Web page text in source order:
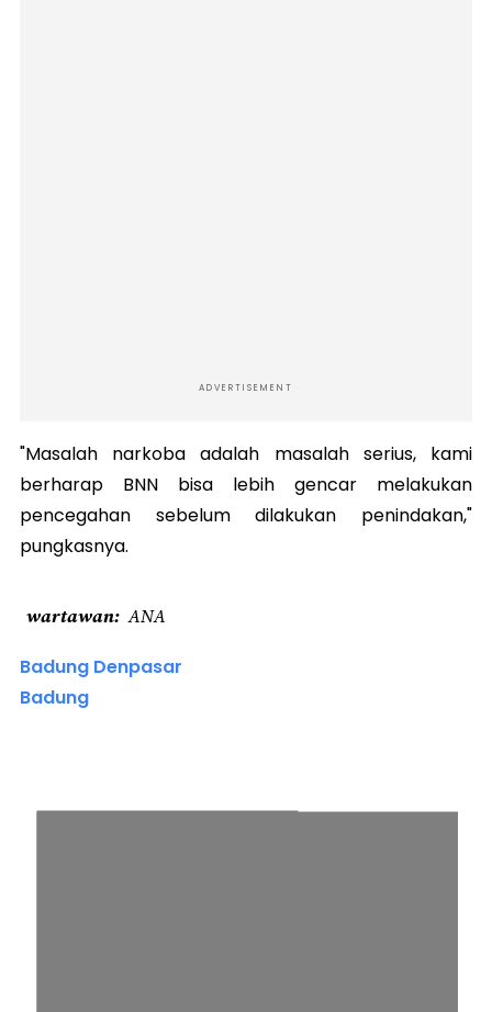
ADVERTISEMENT
"Masalah narkoba adalah masalah serius, kami
berharap BNN bisa lebih gencar melakukan
pencegahan sebelum dilakukan penindakan,"
pungkasnya.
wartawan ANA
Badung Denpasar
Badung